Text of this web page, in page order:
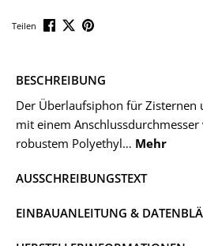
Teilen
BESCHREIBUNG
Der Überlaufsiphon für Zisternen
mit einem
robustem Polyethyl… Mehr
AUSSCHREIBUNGSTEXT
EINBAUANLEITUNG &